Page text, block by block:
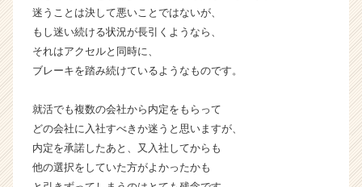
長
企
か
ら
カ
ウ
ト
が
迷うことは決して悪いことではないが、
もし迷い続ける状況が長引くようなら、
それはアクセルと同時に、
ブレーキを踏み続けているようなものです。
就活でも複数の会社から内定をもらって
どの会社に入社すべきか迷うと思いますが、
内定を承諾したあと、又入社してからも
他の選択をしていた方がよかったかも